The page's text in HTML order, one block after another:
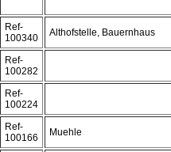
Ref-
100340
Althofstelle, Bauernhaus
Ref-
100282
Ref-
100224
Ref-
100166
Muehle